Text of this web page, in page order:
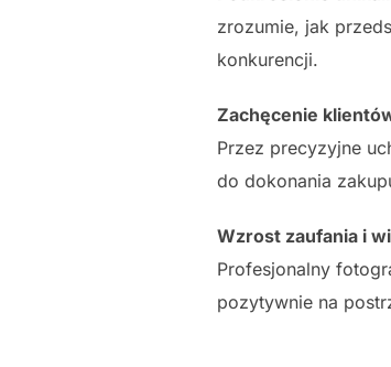
zrozumie, jak
konkurencji.
Zachęcenie
Przez precyzyjne
do dokonania
Wzrost zaufania i
Profesjonalny
pozytywnie na